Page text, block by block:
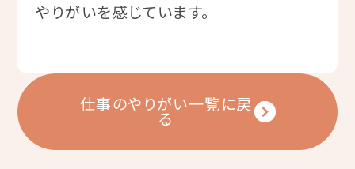
やりがいを感じています。
仕事のやりがい一覧に戻
る